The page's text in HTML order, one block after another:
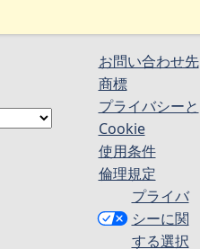
お問い合わせ先
商標
プライバシーと
Cookie
使用条件
倫理規定
プライバ
シーに関
する選択